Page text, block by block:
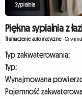
Sypialnia
Piękna sypialnia z
Tłumaczenie automatyczne-
Typ zakwaterowania:
Typ:
Wynajmowana
Pojemność